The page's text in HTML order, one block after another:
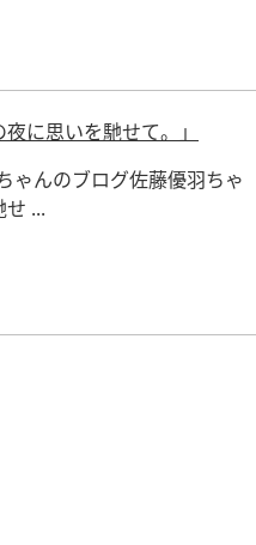
に思いを馳せて。」
ゃんのブログ佐藤優羽ちゃ
...